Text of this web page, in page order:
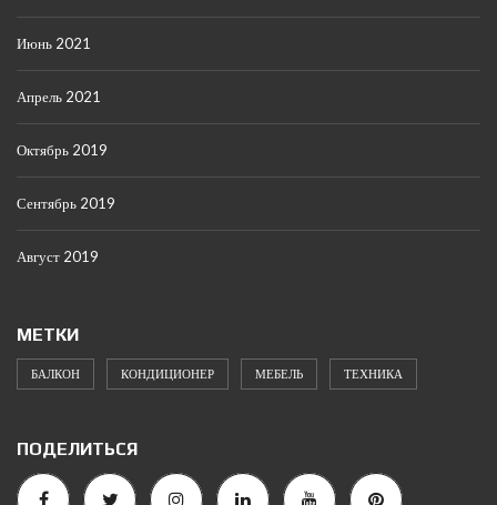
Июнь 2021
Апрель 2021
Октябрь 2019
Сентябрь 2019
Август 2019
МЕТКИ
БАЛКОН КОНДИЦИОНЕР МЕБЕЛЬ ТЕХНИКА
ПОДЕЛИТЬСЯ